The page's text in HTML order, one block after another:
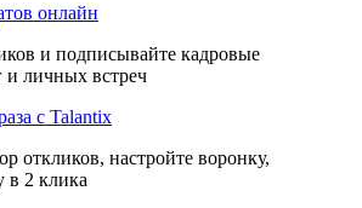
онлайн
и подписывайте кадровые
и личных встреч
с Talantix
откликов, настройте воронку,
в 2 клика